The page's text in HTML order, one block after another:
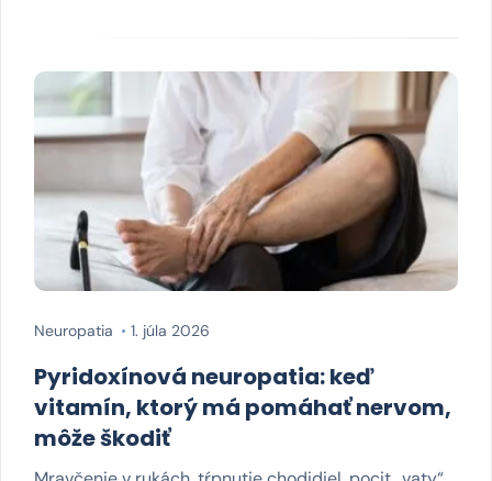
Neuropatia 1. júla 2026
Pyridoxínová neuropatia: keď
vitamín, ktorý má pomáhať nervom,
môže škodiť